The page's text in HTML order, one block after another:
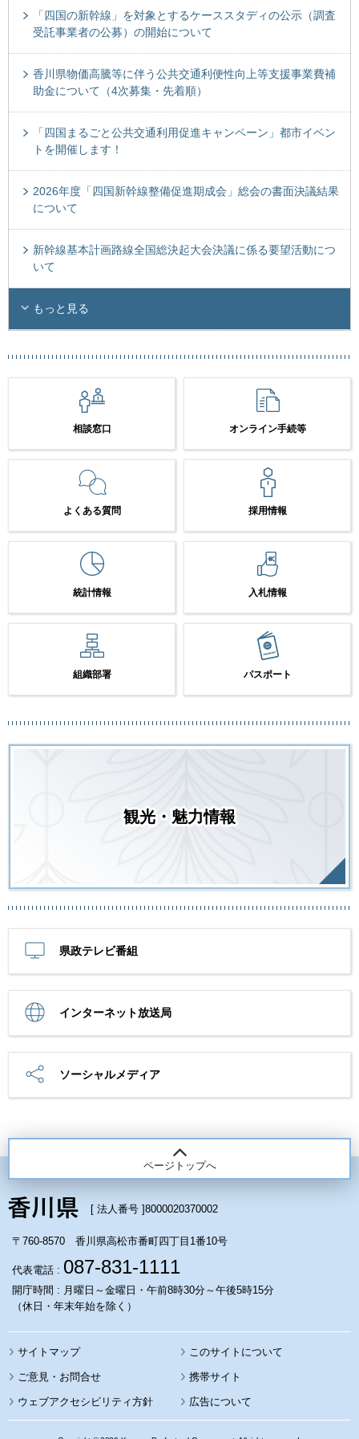
「四国の新幹線」を対象とするケーススタディの公示（調査
受託事業者の公募）の開始について
香川県物価高騰等に伴う公共交通利便性向上等支援事業費補
助金について（4次募集・先着順）
「四国まるごと公共交通利用促進キャンペーン」都市イベン
トを開催します！
2026年度「四国新幹線整備促進期成会」総会の書面決議結果
について
新幹線基本計画路線全国総決起大会決議に係る要望活動につ
いて
もっと見る
相談窓口 オンライン手続等
よくある質問 採用情報
統計情報 入札情報
組織部署 パスポート
観光・魅力情報
県政テレビ番組
インターネット放送局
ソーシャルメディア
ページトップへ
[ 法人番号 ]8000020370002
〒760-8570 香川県高松市番町四丁目1番10号
代表電話 : 087-831-1111
開庁時間 : 月曜日～金曜日・午前8時30分～午後5時15分
（休日・年末年始を除く）
サイトマップ このサイトについて
携帯サイト
ウェブアクセシビリティ方針 広告について